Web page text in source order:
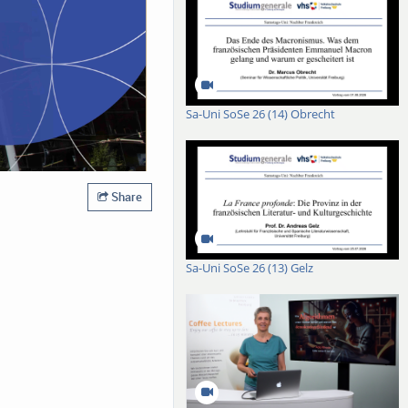
Share
Sa-Uni SoSe 26 (14) Obrecht
Sa-Uni SoSe 26 (13) Gelz